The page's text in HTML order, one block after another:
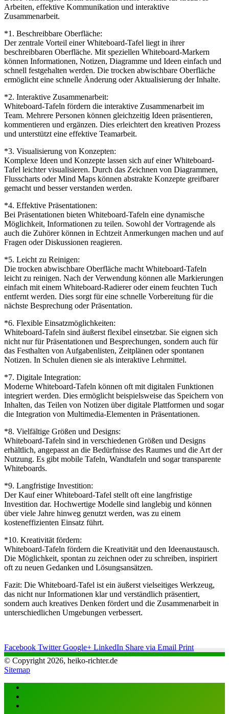
Arbeiten, effektive Kommunikation und interaktive
Zusammenarbeit.
*1. Beschreibbare Oberfläche:
Der zentrale Vorteil einer Whiteboard-Tafel liegt in ihrer
beschreibbaren Oberfläche. Mit speziellen Whiteboard-Markern
können Informationen, Notizen, Diagramme und Ideen einfach und
schnell festgehalten werden. Die trocken abwischbare Oberfläche
ermöglicht eine schnelle Änderung oder Aktualisierung der Inhalte.
*2. Interaktive Zusammenarbeit:
Whiteboard-Tafeln fördern die interaktive Zusammenarbeit im
Team. Mehrere Personen können gleichzeitig Ideen präsentieren,
kommentieren und ergänzen. Dies erleichtert den kreativen Prozess
und unterstützt eine effektive Teamarbeit.
*3. Visualisierung von Konzepten:
Komplexe Ideen und Konzepte lassen sich auf einer Whiteboard-
Tafel leichter visualisieren. Durch das Zeichnen von Diagrammen,
Flusscharts oder Mind Maps können abstrakte Konzepte greifbarer
gemacht und besser verstanden werden.
*4. Effektive Präsentationen:
Bei Präsentationen bieten Whiteboard-Tafeln eine dynamische
Möglichkeit, Informationen zu teilen. Sowohl der Vortragende als
auch die Zuhörer können in Echtzeit Anmerkungen machen und auf
Fragen oder Diskussionen reagieren.
*5. Leicht zu Reinigen:
Die trocken abwischbare Oberfläche macht Whiteboard-Tafeln
leicht zu reinigen. Nach der Verwendung können alle Markierungen
einfach mit einem Whiteboard-Radierer oder einem feuchten Tuch
entfernt werden. Dies sorgt für eine schnelle Vorbereitung für die
nächste Besprechung oder Präsentation.
*6. Flexible Einsatzmöglichkeiten:
Whiteboard-Tafeln sind äußerst flexibel einsetzbar. Sie eignen sich
nicht nur für Präsentationen und Besprechungen, sondern auch für
das Festhalten von Aufgabenlisten, Zeitplänen oder spontanen
Notizen. In Schulen dienen sie als interaktive Lehrmittel.
*7. Digitale Integration:
Moderne Whiteboard-Tafeln können oft mit digitalen Funktionen
integriert werden. Dies ermöglicht beispielsweise das Speichern von
Inhalten, das Teilen von Notizen über digitale Plattformen und sogar
die Integration von Multimedia-Elementen in Präsentationen.
*8. Vielfältige Größen und Designs:
Whiteboard-Tafeln sind in verschiedenen Größen und Designs
erhältlich, angepasst an die Bedürfnisse des Raumes und die Art der
Nutzung. Es gibt mobile Tafeln, Wandtafeln und sogar transparente
Whiteboards.
*9. Langfristige Investition:
Der Kauf einer Whiteboard-Tafel stellt oft eine langfristige
Investition dar. Hochwertige Modelle sind langlebig und können
über viele Jahre hinweg genutzt werden, was zu einem
kosteneffizienten Einsatz führt.
*10. Kreativität fördern:
Whiteboard-Tafeln fördern die Kreativität und den Ideenaustausch.
Die Möglichkeit, spontan zu zeichnen oder zu schreiben, inspiriert
oft zu neuen Gedanken und Lösungsansätzen.
Fazit: Die Whiteboard-Tafel ist ein äußerst vielseitiges Werkzeug,
das nicht nur Informationen klar und verständlich präsentiert,
sondern auch kreatives Denken fördert und die Zusammenarbeit in
unterschiedlichen Umgebungen verbessert.
Facebook Twitter Google+ LinkedIn Share via Email Print
© Copyright 2026, heiko-richter.de
Sitemap
Close